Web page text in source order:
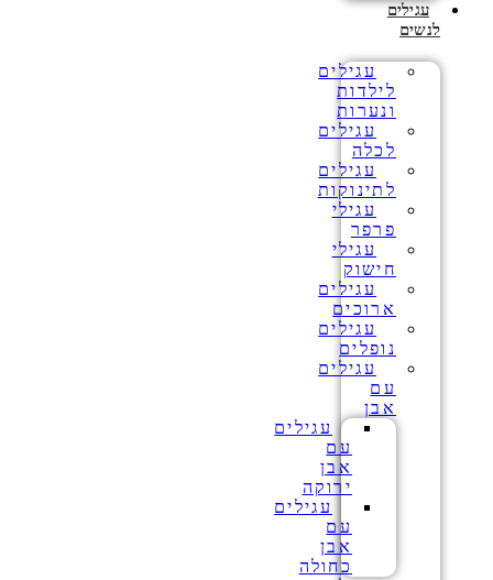
עגילים
לנשים
עגילים
לילדות
ונערות
עגילים
לכלה
עגילים
לתינוקות
עגילי
פרפר
עגילי
חישוק
עגילים
ארוכים
עגילים
נופלים
עגילים
עם
אבן
עגילים
עם
אבן
ירוקה
עגילים
עם
אבן
כחולה